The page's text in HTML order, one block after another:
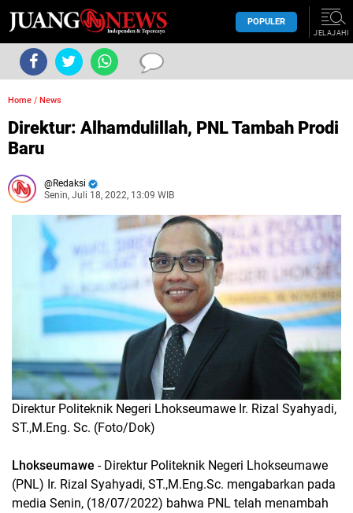
POPULER
JELAJAHI
Home / News
Direktur: Alhamdulillah, PNL Tambah Prodi
Baru
Redaksi
Senin, Juli 18, 2022, 13:09 WIB
Direktur Politeknik Negeri Lhokseumawe Ir. Rizal Syahyadi,
ST.,M.Eng. Sc. (Foto/Dok)
Lhokseumawe - Direktur Politeknik Negeri Lhokseumawe
(PNL) Ir. Rizal Syahyadi, ST.,M.Eng.Sc. mengabarkan pada
media Senin, (18/07/2022) bahwa PNL telah menambah